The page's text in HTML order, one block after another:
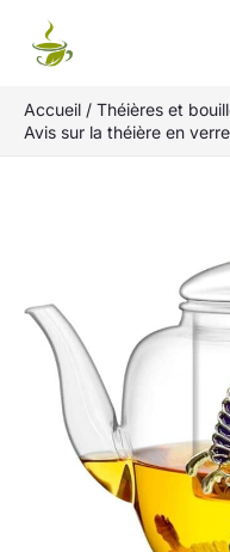
Accueil
Théières et
Avis sur la théière en